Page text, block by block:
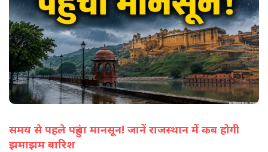
समय से पहले पहुंचा मानसून! जानें राजस्थान में कब होगी
झमाझम बारिश